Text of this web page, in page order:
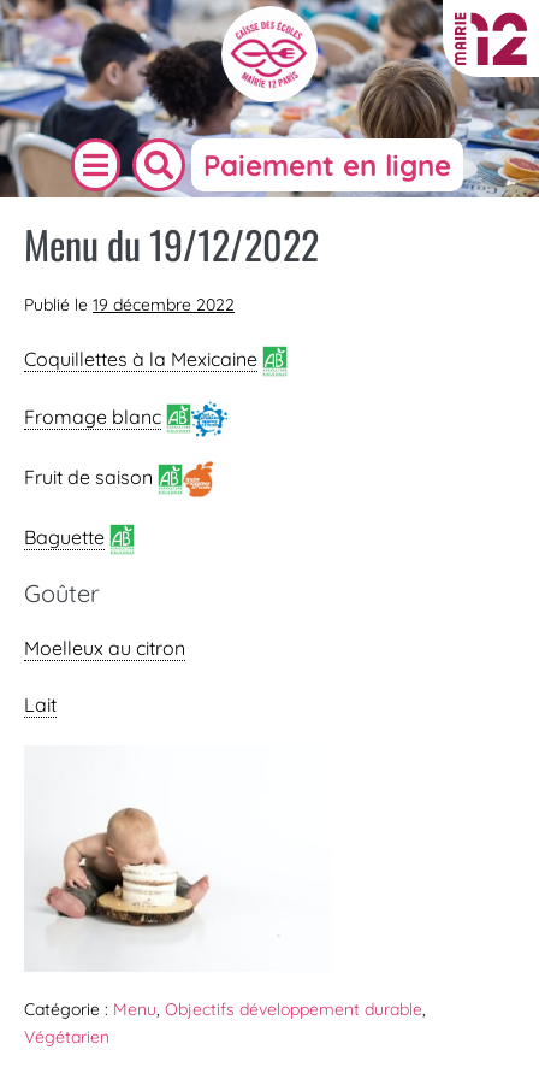
Paiement en ligne
Menu du 19/12/2022
Publié le 19 décembre 2022
Coquillettes à la Mexicaine
Fromage blanc
Fruit de saison
Baguette
Goûter
Moelleux au citron
Lait
Catégorie : Menu Objectifs développement durable
Végétarien